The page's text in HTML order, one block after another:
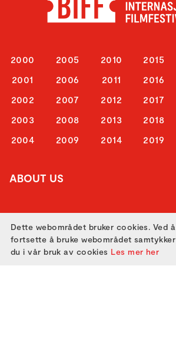
2000
2001
2002
2003
2004
2005
2006
2007
2008
2009
2010
2011
2012
2013
2014
2015
2016
2017
2018
2019
ABOUT US
ATTEND
GET IN TOUCH
Dette webområdet bruker cookies. Ved å
fortsette å bruke webområdet samtykker
du i vår bruk av cookies Les mer her